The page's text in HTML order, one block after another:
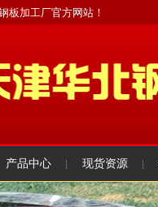
板加工厂官方网站！
产品中心 现货资源